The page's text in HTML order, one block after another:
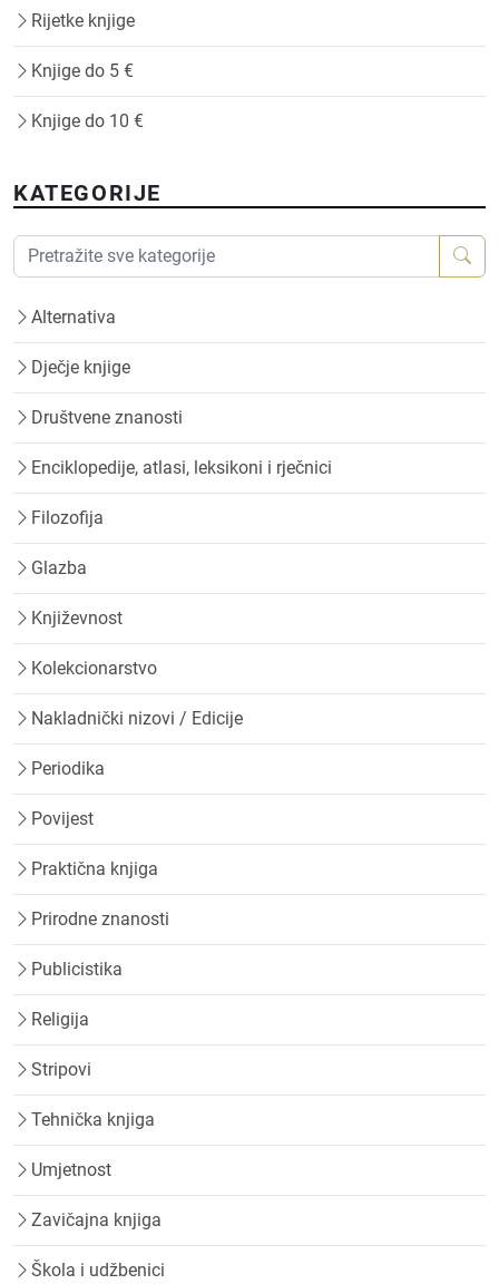
Rijetke knjige
Knjige do 5 €
Knjige do 10 €
KATEGORIJE
Alternativa
Dječje knjige
Društvene znanosti
Enciklopedije, atlasi, leksikoni i rječnici
Filozofija
Glazba
Književnost
Kolekcionarstvo
Nakladnički nizovi / Edicije
Periodika
Povijest
Praktična knjiga
Prirodne znanosti
Publicistika
Religija
Stripovi
Tehnička knjiga
Umjetnost
Zavičajna knjiga
Škola i udžbenici